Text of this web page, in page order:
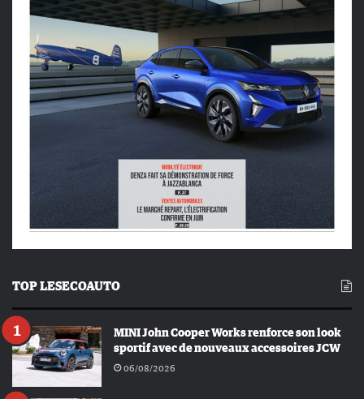
TOP LESECOAUTO
MINI John Cooper Works renforce son look
sportif avec de nouveaux accessoires JCW
06/08/2026